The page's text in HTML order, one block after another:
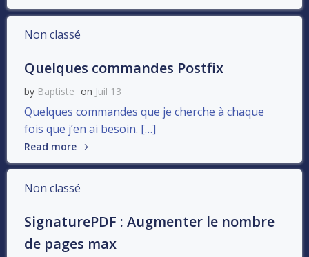
Non classé
Quelques commandes Postfix
by Baptiste on Juil 13
Quelques commandes que je cherche à chaque
fois que j’en ai besoin. […]
Read more
Non classé
SignaturePDF : Augmenter le nombre
de pages max